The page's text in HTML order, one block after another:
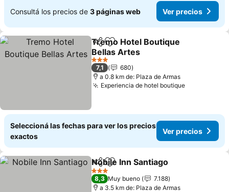
Consultá los precios de 3 páginas web Ver precios
Compartir
Añadir a favoritos
Tremo Hotel Boutique
Bellas Artes
Ver precios
3 Estrellas
7,1
680
a 0.8 km de: Plaza de Armas
Experiencia de hotel boutiqueVer precios
Seleccioná las fechas para ver los precios
exactos
Ver precios
CompartirAñadir a favoritos
Nobile Inn Santiago
3 Estrellas
8,3 Muy bueno
7.188
a 3.5 km de: Plaza de Armas